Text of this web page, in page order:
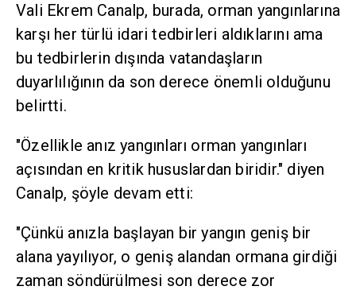
Vali Ekrem Canalp, burada, orman yangınlarına
karşı her türlü idari tedbirleri aldıklarını ama
bu tedbirlerin dışında vatandaşların
duyarlılığının da son derece önemli olduğunu
belirtti.
"Özellikle anız yangınları orman yangınları
açısından en kritik hususlardan biridir." diyen
Canalp, şöyle devam etti:
"Çünkü anızla başlayan bir yangın geniş bir
alana yayılıyor, o geniş alandan ormana girdiği
zaman söndürülmesi son derece zor